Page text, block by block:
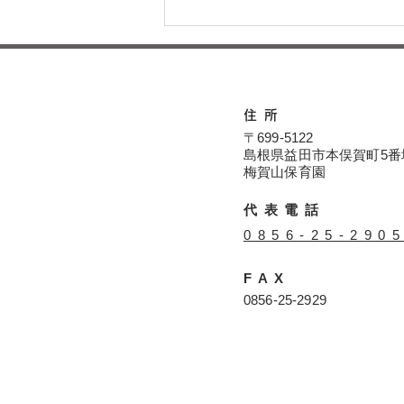
本日の給食メニュー(08/04)
ー梅賀山保育園 益田市保育
住所
〒699-5122
島根県益田市本俣賀町5番
​​梅賀山保育園
代表電話
​0856-25-2905
FAX
​0856-25-2929